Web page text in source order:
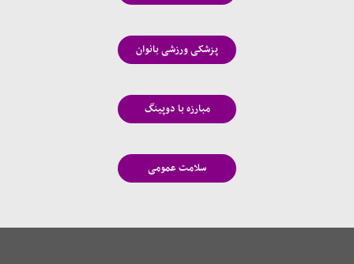
پزشکی ورزشی بانوان
مبارزه با دوپینگ
سلامت عمومی